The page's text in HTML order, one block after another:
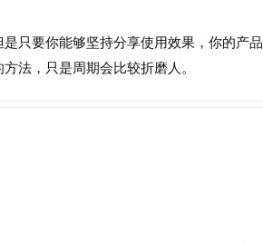
只要你能够坚持分享使用效果，你的产品
法，只是周期会比较折磨人。